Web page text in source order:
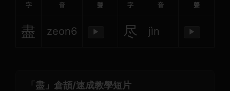
字
音
聲
字
音
聲
盡 zeon6 ▶ 尽 jìn ▶
「盡」倉頡/速成教學短片